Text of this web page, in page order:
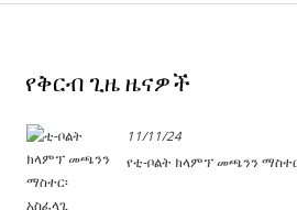
የቅርብ ጊዜ ዜናዎች
11/11/24
የቲ-ቦልት ክላምፕ መጫንን